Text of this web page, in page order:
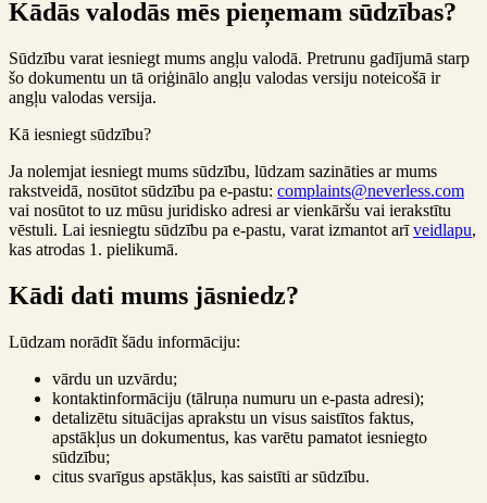
Kādās valodās mēs pieņemam sūdzības?
Sūdzību varat iesniegt mums angļu valodā. Pretrunu gadījumā starp
šo dokumentu un tā oriģinālo angļu valodas versiju noteicošā ir
angļu valodas versija.
Kā iesniegt sūdzību?
Ja nolemjat iesniegt mums sūdzību, lūdzam sazināties ar mums
rakstveidā, nosūtot sūdzību pa e-pastu: complaints@neverless.com
vai nosūtot to uz mūsu juridisko adresi ar vienkāršu vai ierakstītu
vēstuli. Lai iesniegtu sūdzību pa e-pastu, varat izmantot arīveidlapu,
kas atrodas 1. pielikumā.
Kādi dati mums jāsniedz?
Lūdzam norādīt šādu informāciju:
vārdu un uzvārdu;
kontaktinformāciju (tālruņa numuru un e-pasta adresi);
detalizētu situācijas aprakstu un visus saistītos faktus,
apstākļus un dokumentus, kas varētu pamatot iesniegto
sūdzību;
citus svarīgus apstākļus, kas saistīti ar sūdzību.